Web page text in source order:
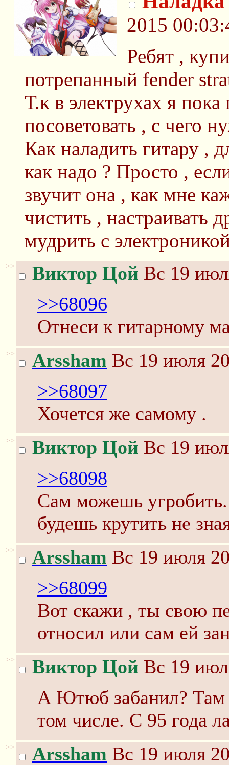
2015
Ребят ,
потрепанный fender
Т.к в электрухах я
посоветовать , с чего
Как наладить гитару ,
как надо ? Просто ,
звучит она , как мне
чистить , настраивать
мудрить с
>> Виктор Цой Вс 19
>>68096
Отнеси к гитарному
>> Arssham Вс 19 июля
>>68097
Хочется же самому .
>> Виктор Цой Вс 19
>>68098
Сам можешь
будешь крутить не
>> Arssham Вс 19 июля
>>68099
Вот скажи , ты свою
относил или сам ей
>> Виктор Цой Вс 19
А Ютюб забанил? Там
том числе. С 95 года
>> Arssham Вс 19 июля